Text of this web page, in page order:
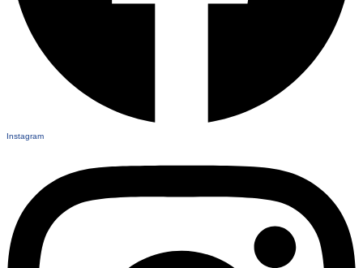
Instagram